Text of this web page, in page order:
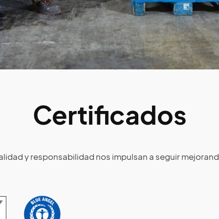
Certificados
y responsabilidad nos impulsan a seguir